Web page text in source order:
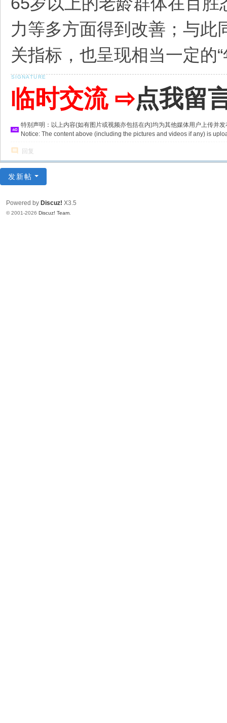
力等多方面得到改善；与此
关指标，也呈现相当一定的
临时交流 ⇨点我留
特别声明：以上内容(如有图片或视频亦包括在内)均为其他媒体用户上传并
Notice: The content above (including the pictures and videos if any) is
回复
发新帖
Powered by Discuz! X3.5
© 2001-2026 Discuz! Team